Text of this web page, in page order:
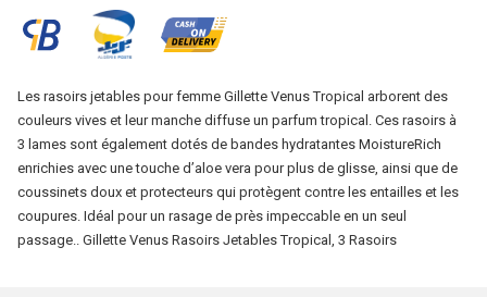
TROPICAL
RASOIRS
DE
3
LAMES
ALOE
VERA
Les rasoirs jetables pour femme Gillette Venus Tropical arborent des
couleurs vives et leur manche diffuse un parfum tropical. Ces rasoirs à
3 lames sont également dotés de bandes hydratantes MoistureRich
enrichies avec une touche d’aloe vera pour plus de glisse, ainsi que de
coussinets doux et protecteurs qui protègent contre les entailles et les
coupures. Idéal pour un rasage de près impeccable en un seul
passage.. Gillette Venus Rasoirs Jetables Tropical, 3 Rasoirs